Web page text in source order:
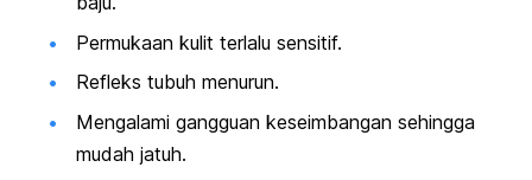
Permukaan kulit terlalu sensitif.
Refleks tubuh menurun.
Mengalami gangguan keseimbangan sehingga
mudah jatuh.